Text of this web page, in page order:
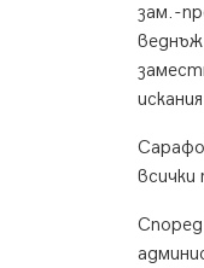
зам.-
веднъж
всички